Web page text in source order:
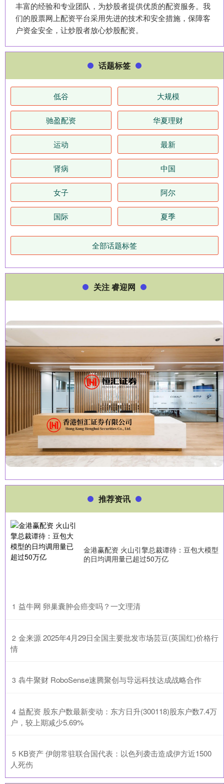
丰富的经验和专业团队，为炒股者提供优质的配资服务。我
们的股票网上配资平台采用先进的技术和安全措施，保障客
户资金安全，让炒股者放心炒股配资。
话题标签
低谷 大规模
驰盈配资 华夏理财
运动 最新
肾病 中国
女子 阿尔
国际 夏季
全部话题标签
关注 睿迎网
推荐资讯
金港赢配资 火山引擎总裁谭待：豆包大模型
的日均调用量已超过50万亿
1 ​益牛网 卵巢囊肿会癌变吗？一文理清
2 ​金来源 2025年4月29日全国主要批发市场芸豆(英国红)价格行
情
3 ​犇牛聚财 RoboSense速腾聚创与导远科技达成战略合作
4 ​益配资 股东户数最新变动：东方日升(300118)股东户数7.4万
户，较上期减少5.69%
5 ​KB资产 伊朗常驻联合国代表：以色列袭击造成伊方近1500
人死伤